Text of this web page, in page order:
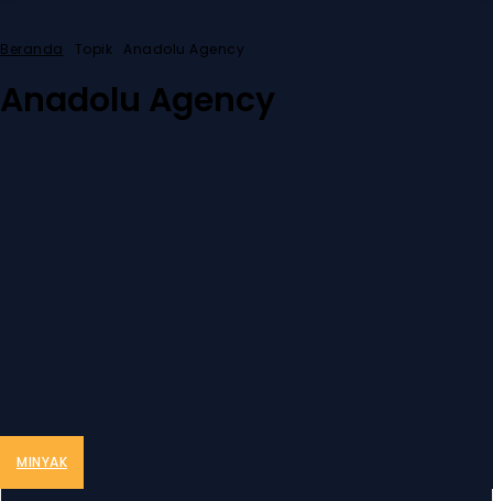
Beranda Topik Anadolu Agency
Anadolu Agency
MINYAK